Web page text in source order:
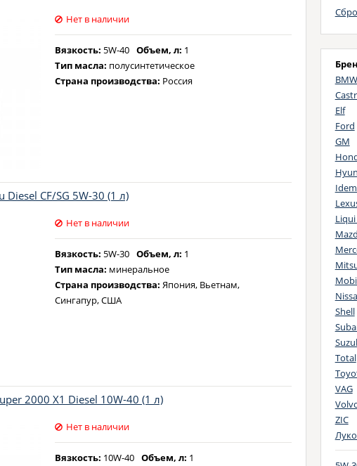
Нет в наличии
Вязкость: 5W-40 Объем, л: 1
Тип масла: полусинтетическое
Страна производства: Россия
CF/SG 5W-30 (1 л)
Нет в наличии
Вязкость: 5W-30 Объем, л: 1
Тип масла: минеральное
Страна производства: Япония, Вьетнам,
Сингапур, США
2000 X1 Diesel 10W-40 (1 л)
Нет в наличии
Вязкость: 10W-40 Объем, л: 1
BMW
Elf
Ford
GM
Shell
Total
VAG
ZIC